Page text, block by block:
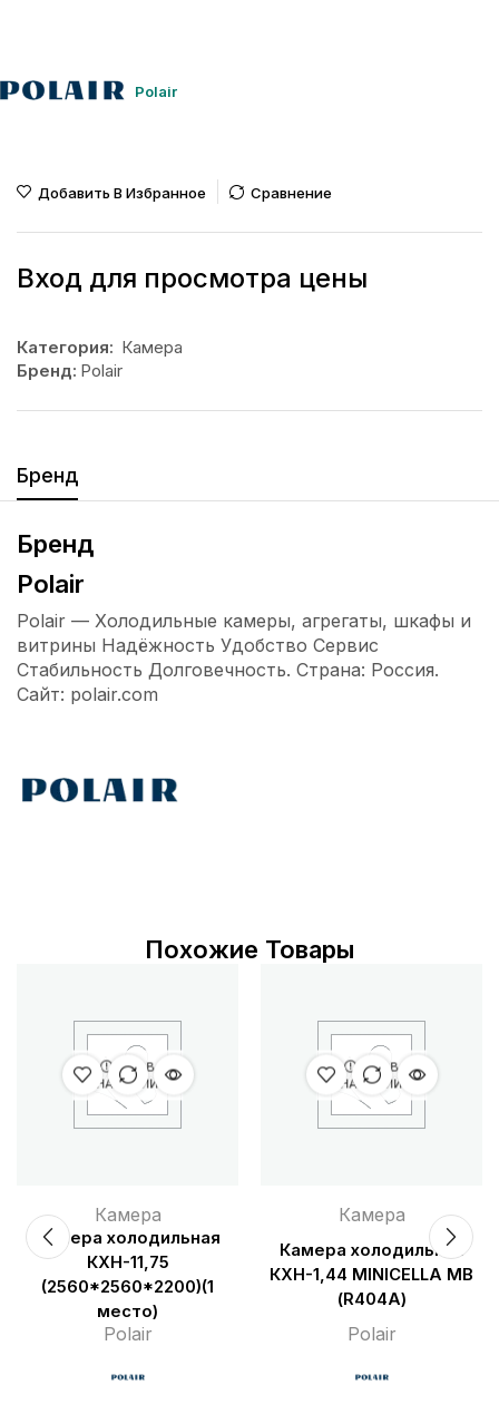
Polair
Добавить В Избранное Сравнение
Вход для просмотра цены
Категория: Камера
Бренд: Polair
Бренд
Бренд
Polair
Polair — Холодильные камеры, агрегаты, шкафы и
витрины Надёжность Удобство Сервис
Стабильность Долговечность. Страна: Россия.
Сайт: polair.com
Похожие Товары
НЕТ В
НАЛИЧИИ
Камера
Камера холодильная
КХН-11,75
(2560*2560*2200)(1
место)
Polair
НЕТ В
НАЛИЧИИ
Камера
Камера холодильная
КХН-1,44 MINICELLA MВ
(R404A)
Polair